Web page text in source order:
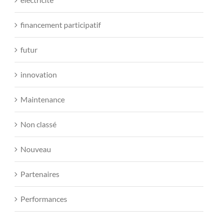
financement participatif
futur
innovation
Maintenance
Non classé
Nouveau
Partenaires
Performances